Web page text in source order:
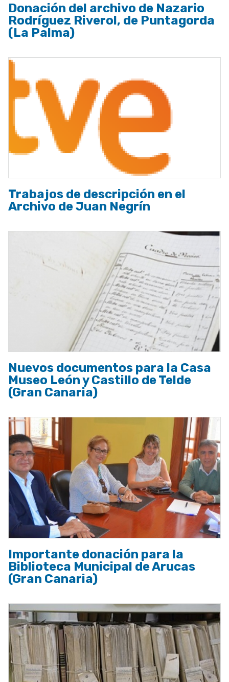
Donación del archivo de Nazario
Rodríguez Riverol, de Puntagorda
(La Palma)
Trabajos de descripción en el
Archivo de Juan Negrín
Nuevos documentos para la Casa
Museo León y Castillo de Telde
(Gran Canaria)
Importante donación para la
Biblioteca Municipal de Arucas
(Gran Canaria)